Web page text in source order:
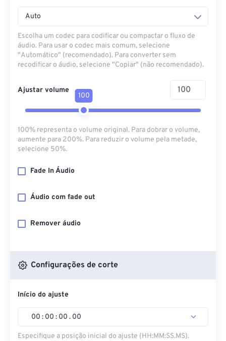
Auto
Escolha um codec para codificar ou compactar o fluxo de
áudio. Para usar o codec mais comum, selecione
"Automático" (recomendado). Para converter sem
recodificar o áudio, selecione "Copiar" (não recomendado).
Ajustar volume
100
100% representa o volume original. Para dobrar o volume,
aumente para 200%. Para reduzir o volume pela metade,
selecione 50%.
Fade In Áudio
Áudio com fade out
Remover áudio
Configurações de corte
Início do ajuste
00 : 00 : 00 . 00
Especifique a posição inicial do ajuste (HH:MM:SS.MS).